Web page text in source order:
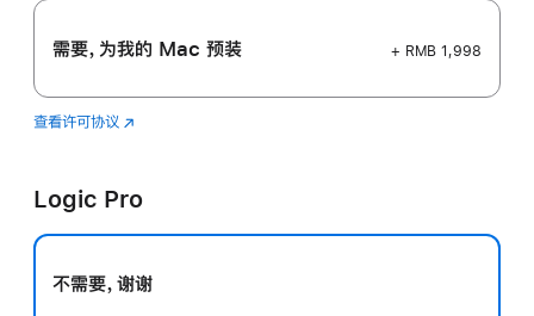
需要，为我的 Mac 预装 + RMB 1,998
查看许可协议 Final
(在
口
开)
Logic Pro
不需要，谢谢